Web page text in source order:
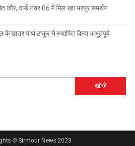
वार्ड नंबर 06 में मिल रहा भरपूर समर्थन
छात्र पार्थ ठाकुर ने स्थापित किया अभूतपूर्व
को
© Sirmour News 2023